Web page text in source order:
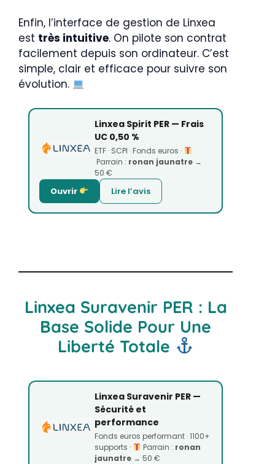
Enfin, l’interface de gestion de Linxea
est très intuitive. On pilote son contrat
facilement depuis son ordinateur. C’est
simple, clair et efficace pour suivre son
évolution.
Linxea Spirit PER — Frais
UC 0,50 %
ETF · SCPI · Fonds euros ·
Parrain : ronan jaunatre →
50 €
Ouvrir Lire l’avis
Linxea Suravenir PER : La
Base Solide Pour Une
Liberté Totale
Linxea Suravenir PER —
Sécurité et
performance
Fonds euros performant · 1100+
supports ·
Parrain : ronan
jaunatre → 50 €